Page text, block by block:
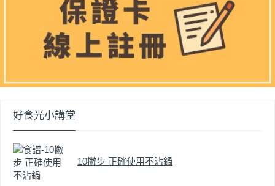
好食光小講堂
10撇步 正確使用不沾鍋